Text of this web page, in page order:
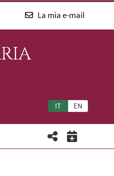
La mia e-mail
IT EN